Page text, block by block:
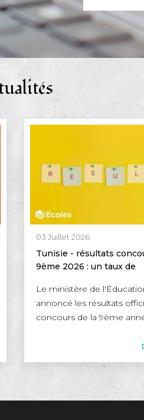
03 Juillet 2026
Tunisie - résultats
9ème 2026 : un taux de
Le ministère de
annoncé les résultats
concours de la 9ème